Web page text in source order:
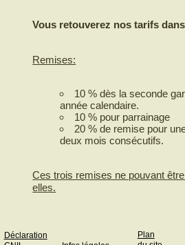
Vous retouverez nos tarifs
Remises:
10 % dès la seconde
année calendaire.
10 % pour parrainage
20 % de remise pour
deux mois consécutifs.
Ces trois remises ne pouvant
elles.
Déclaration
Plan